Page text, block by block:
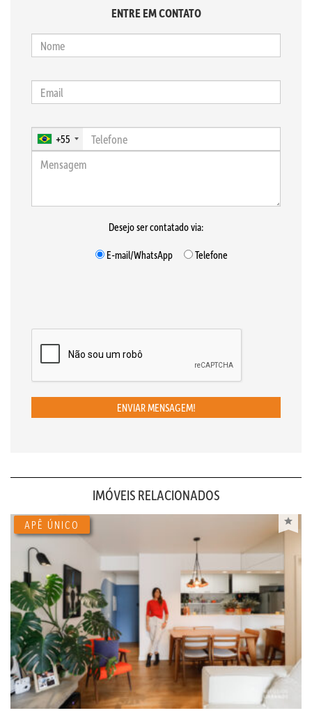
ENTRE EM CONTATO
+55
Desejo ser contatado via:
E-mail/WhatsApp
Telefone
ENVIAR MENSAGEM!
IMÓVEIS RELACIONADOS